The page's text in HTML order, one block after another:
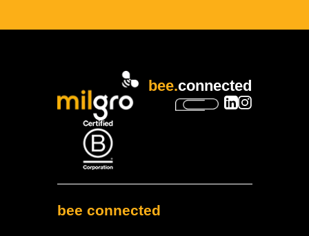
bee.connected
bee connected